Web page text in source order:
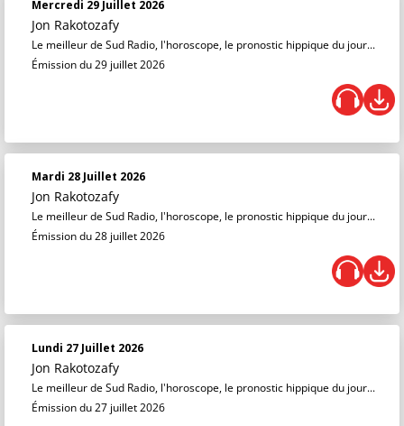
Mercredi 29 Juillet 2026
Jon Rakotozafy
Le meilleur de Sud Radio, l'horoscope, le pronostic hippique du jour...
Émission du 29 juillet 2026
Mardi 28 Juillet 2026
Jon Rakotozafy
Le meilleur de Sud Radio, l'horoscope, le pronostic hippique du jour...
Émission du 28 juillet 2026
Lundi 27 Juillet 2026
Jon Rakotozafy
Le meilleur de Sud Radio, l'horoscope, le pronostic hippique du jour...
Émission du 27 juillet 2026